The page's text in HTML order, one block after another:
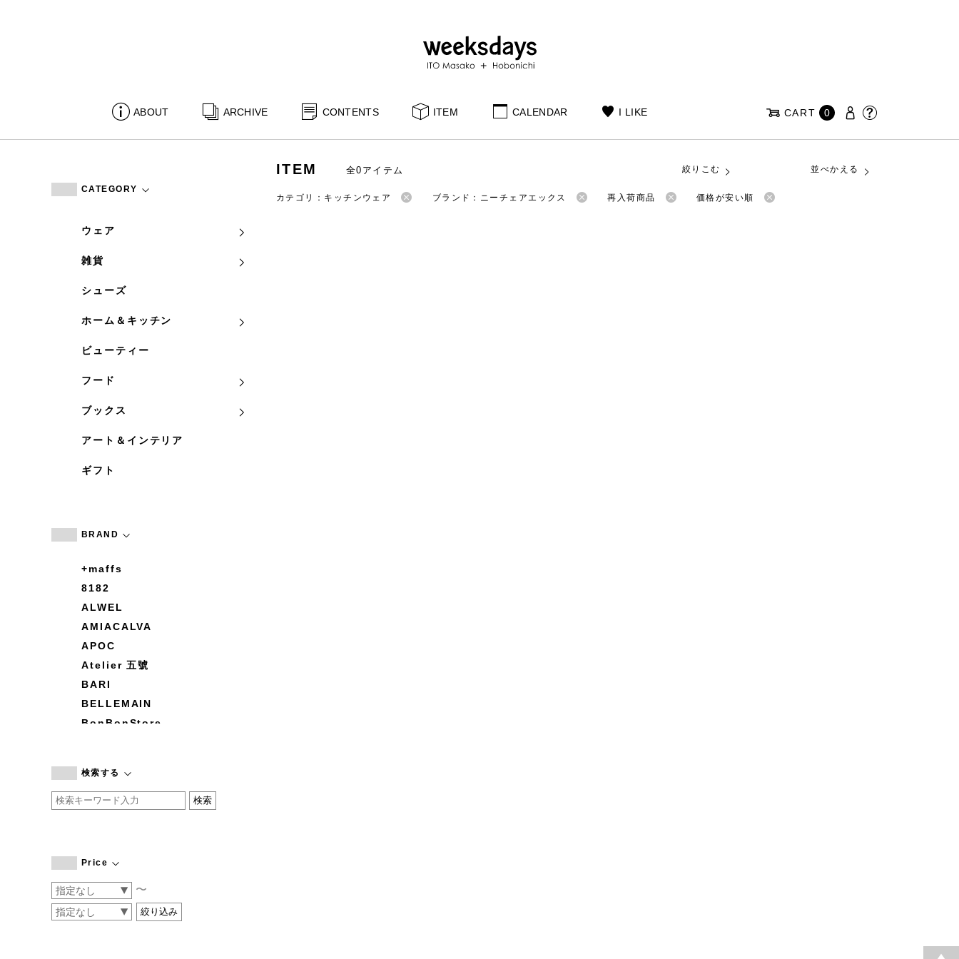
ABOUT ARCHIVE CONTENTS ITEM CALENDAR I LIKE CART 0
CATEGORY
ウェア
雑貨
シューズ
ホーム＆キッチン
ビューティー
フード
ブックス
アート＆インテリア
ギフト
BRAND
+maffs
8182
ALWEL
AMIACALVA
APOC
Atelier 五號
BARI
BELLEMAIN
BonBonStore
by basics
CATWORTH
COGTHEBIGSMOKE
CONVERSE
DEAN & DELUCA
検索する
Price
〜
ITEM 全0アイテム 絞りこむ 並べかえる
カテゴリ：キッチンウェア ブランド：ニーチェアエックス 再入荷商品 価格が安い順